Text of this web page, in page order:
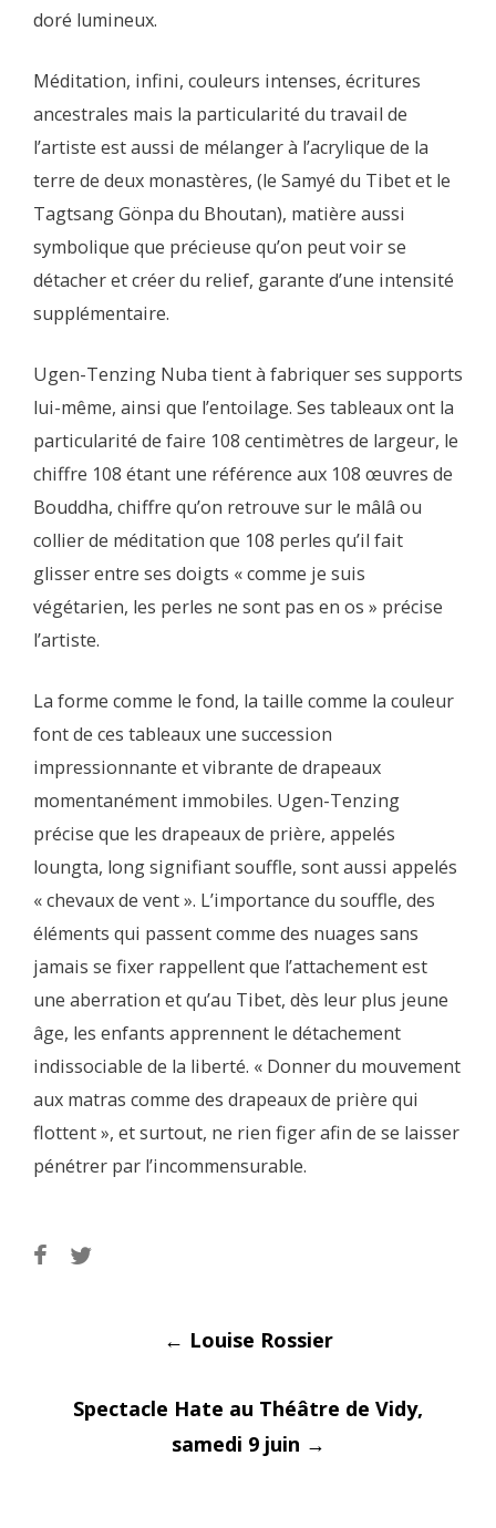
doré lumineux.
Méditation, infini, couleurs intenses, écritures
ancestrales mais la particularité du travail de
l’artiste est aussi de mélanger à l’acrylique de la
terre de deux monastères, (le Samyé du Tibet et le
Tagtsang Gönpa du Bhoutan), matière aussi
symbolique que précieuse qu’on peut voir se
détacher et créer du relief, garante d’une intensité
supplémentaire.
Ugen-Tenzing Nuba tient à fabriquer ses supports
lui-même, ainsi que l’entoilage. Ses tableaux ont la
particularité de faire 108 centimètres de largeur, le
chiffre 108 étant une référence aux 108 œuvres de
Bouddha, chiffre qu’on retrouve sur le mâlâ ou
collier de méditation que 108 perles qu’il fait
glisser entre ses doigts « comme je suis
végétarien, les perles ne sont pas en os » précise
l’artiste.
La forme comme le fond, la taille comme la couleur
font de ces tableaux une succession
impressionnante et vibrante de drapeaux
momentanément immobiles. Ugen-Tenzing
précise que les drapeaux de prière, appelés
loungta, long signifiant souffle, sont aussi appelés
« chevaux de vent ». L’importance du souffle, des
éléments qui passent comme des nuages sans
jamais se fixer rappellent que l’attachement est
une aberration et qu’au Tibet, dès leur plus jeune
âge, les enfants apprennent le détachement
indissociable de la liberté. « Donner du mouvement
aux matras comme des drapeaux de prière qui
flottent », et surtout, ne rien figer afin de se laisser
pénétrer par l’incommensurable.
Post
← Louise Rossier
Spectacle Hate au Théâtre de Vidy,
samedi 9 juin →